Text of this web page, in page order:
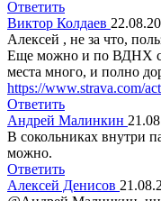
Ответить
Виктор Колдаев
Алексей , не за что,
Еще можно и по ВДНХ с
места много, и полно
https://www.strava.com/
Ответить
Андрей Малинкин
В сокольниках внутри
можно.
Ответить
Алексей Денисов